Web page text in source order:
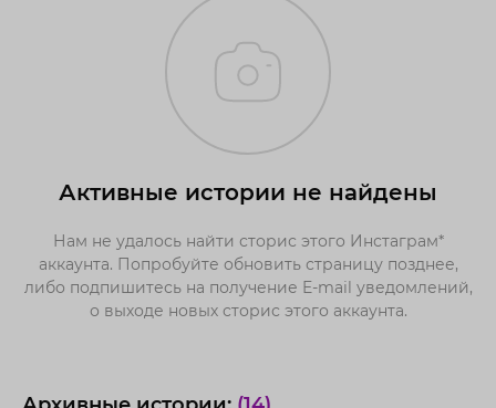
Активные истории не найдены
Нам не удалось найти сторис этого Инстаграм*
аккаунта. Попробуйте обновить страницу позднее,
либо подпишитесь на получение E-mail уведомлений,
о выходе новых сторис этого аккаунта.